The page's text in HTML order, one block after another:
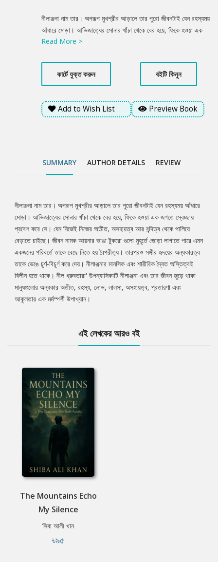
Product
Summery
নীলাঞ্জনা নাম তার। অপরূপ মুখশ্রীর আড়ালে তার পুরো জীবনটাই যেন রহস্যময়
আঁধারে মোড়া। আভিজাত্যের সোনার খাঁচা থেকে বের হয়ে, ফিকে হওয়া এক
জগতে স্বেচ্ছায় প্রবেশ করে সে। যেন নিজেই নিজের অতীত, অসহায়ত্ব আর
মুহূর্তে জোড়া লাগাতে পারে এমন একজনের পরিবর্তে তাকে বেছে নিতে হয়
বৈপরীত্য। তারপরও সঙ্গীর হৃদয়ের অন্ধকারত্ব তাকে ভেঙে চূর্ণ-বিচূর্ণ করে
দেয়। নীলাঞ্জনার মানসিক এবং শারীরিক দ্বৈত অস্তিত্বই বিলীন হতে থাকে।
নীল ধ্রুবতারা' উপন্যাসিকাটি নীলাঞ্জনা এবং তার জীবন জুড়ে থাকা মানুষগুলোর
অন্ধকার অতীত, রহস্য, লোভ, লালসা, অসহায়ত্ব, প্রতারণা এবং আকূলতার
Read More >
কার্টে যুক্ত করুন বইটি কিনুন
Add to Wish List Preview Book
SUMMARY AUTHOR DETAILS REVIEW
Tab
Article
নীলাঞ্জনা নাম তার। অপরূপ মুখশ্রীর আড়ালে তার পুরো জীবনটাই যেন রহস্যময় আঁধারে
মোড়া। আভিজাত্যের সোনার খাঁচা থেকে বের হয়ে, ফিকে হওয়া এক জগতে স্বেচ্ছায়
প্রবেশ করে সে। যেন নিজেই নিজের অতীত, অসহায়ত্ব আর বন্দিত্ব থেকে পালিয়ে
বেড়াতে চাইছে। জীবন নামক আয়নার ভাঙা টুকরো গুলো মুহূর্তে জোড়া লাগাতে পারে এমন
একজনের পরিবর্তে তাকে বেছে নিতে হয় বৈপরীত্য। তারপরও সঙ্গীর হৃদয়ের অন্ধকারত্ব
তাকে ভেঙে চূর্ণ-বিচূর্ণ করে দেয়। নীলাঞ্জনার মানসিক এবং শারীরিক দ্বৈত অস্তিত্বই
বিলীন হতে থাকে। নীল ধ্রুবতারা' উপন্যাসিকাটি নীলাঞ্জনা এবং তার জীবন জুড়ে থাকা
মানুষগুলোর অন্ধকার অতীত, রহস্য, লোভ, লালসা, অসহায়ত্ব, প্রতারণা এবং
আকূলতার এক মর্মস্পর্শী উপাখ্যান।
এই লেখকের আরও বই
The Mountains Echo
My Silence
সিবা আলী খান
৳৯৫